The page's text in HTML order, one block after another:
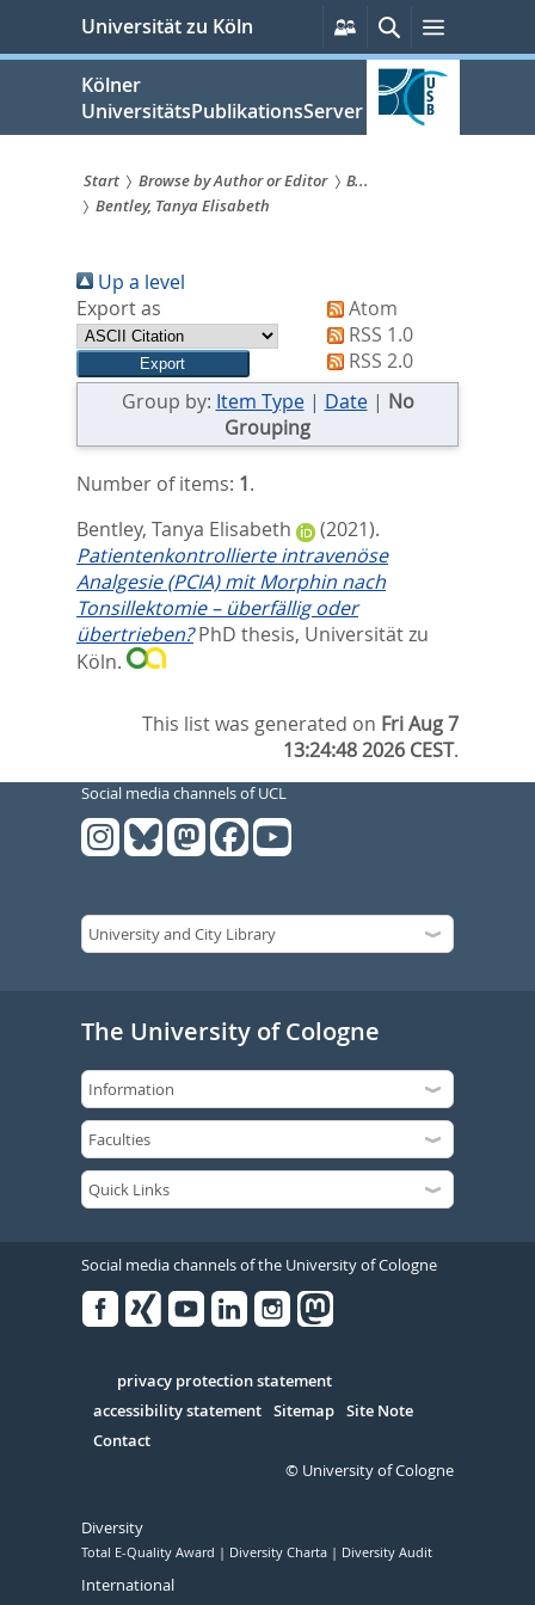
springen
Universität zu Köln
Persönliche
Services
SucheMenü
Kölner
UniversitätsPublikationsServer
Sie
sind
hier:
Start Browse by Author or Editor
B...
Bentley, Tanya Elisabeth
Up a level
Export as
Atom
RSS 1.0
RSS 2.0
Group by: Item Type| Date| No
Grouping
Number of items: 1.
Bentley, Tanya Elisabeth
(2021).
Patientenkontrollierte intravenöse
Analgesie (PCIA) mit Morphin nach
Tonsillektomie – überfällig oder
übertrieben? PhD thesis, Universität zu
Köln.
This list was generated on Fri Aug 7
13:24:48 2026 CEST.
Social media channels of UCL
The University of Cologne
Social media channels of the University of Cologne
Serivce
privacy protection statement
accessibility statement Sitemap Site Note
Contact
© University of Cologne
Diversity
Total E-Quality Award Diversity Charta Diversity Audit
International